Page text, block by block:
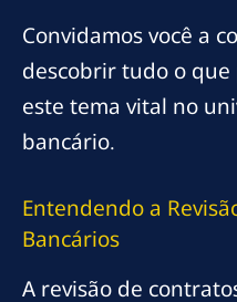
Convidamos você a
descobrir tudo o
este tema vital no
bancário.
Entendendo a
Bancários
A revisão de